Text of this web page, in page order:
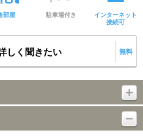
部屋 駐車場付き
インターネット
接続可
しく聞きたい 無料